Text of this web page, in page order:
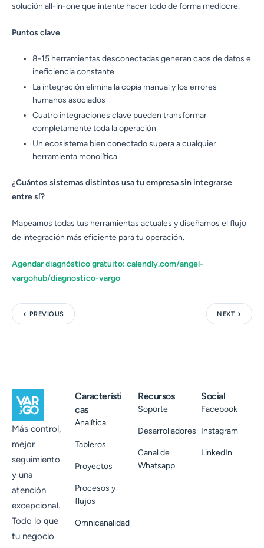
solución all-in-one que intente hacer todo de forma mediocre.
Puntos clave
8-15 herramientas desconectadas generan caos de datos e
ineficiencia constante
La integración elimina la copia manual y los errores
humanos asociados
Cuatro integraciones clave pueden transformar
completamente toda la operación
Un ecosistema bien conectado supera a cualquier
herramienta monolítica
¿Cuántos sistemas distintos usa tu empresa sin integrarse
entre sí?
Mapeamos todas tus herramientas actuales y diseñamos el flujo
de integración más eficiente para tu operación.
Agendar diagnóstico gratuito: calendly.com/angel-
vargohub/diagnostico-vargo
PREVIOUS NEXT
Más control,
mejor
seguimiento
y una
atención
excepcional.
Todo lo que
tu negocio
Característi
cas
Analítica
Tableros
Proyectos
Procesos y
flujos
Omnicanalidad
Recursos
Soporte
Desarrolladores
Canal de
Whatsapp
Social
Facebook
Instagram
LinkedIn